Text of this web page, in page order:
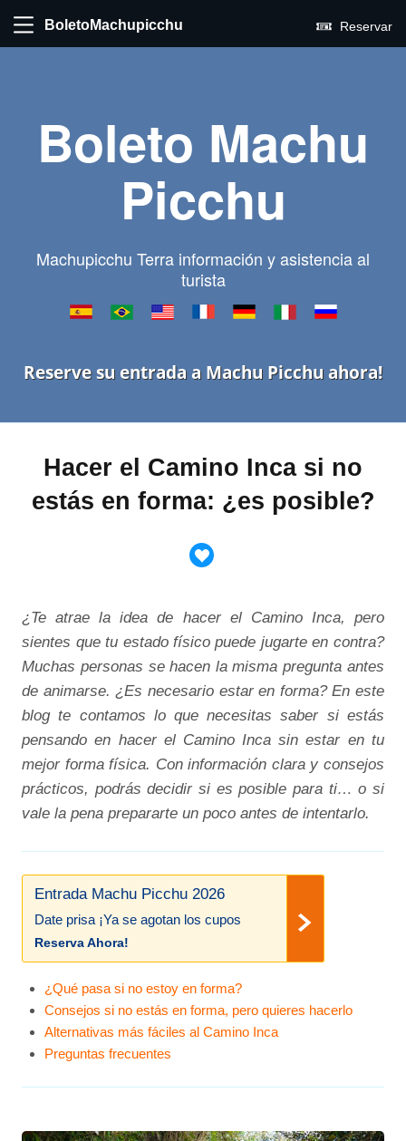
BoletoMachupicchu Reservar
Boleto Machu
Picchu
Machupicchu Terra información y asistencia al
turista
Reserve su entrada a Machu Picchu ahora!
Hacer el Camino Inca si no
estás en forma: ¿es posible?
¿Te atrae la idea de hacer el Camino Inca, pero
sientes que tu estado físico puede jugarte en contra?
Muchas personas se hacen la misma pregunta antes
de animarse. ¿Es necesario estar en forma? En este
blog te contamos lo que necesitas saber si estás
pensando en hacer el Camino Inca sin estar en tu
mejor forma física. Con información clara y consejos
prácticos, podrás decidir si es posible para ti… o si
vale la pena prepararte un poco antes de intentarlo.
Entrada Machu Picchu 2026
Date prisa ¡Ya se agotan los cupos
Reserva Ahora!
¿Qué pasa si no estoy en forma?
Consejos si no estás en forma, pero quieres hacerlo
Alternativas más fáciles al Camino Inca
Preguntas frecuentes